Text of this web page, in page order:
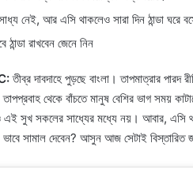
নেই, আর এসি থাকলেও সারা দিন ঠান্ডা ঘরে
রাখবেন জেনে নিন
তীব্র দাবদাহে পুড়ছে বাংলা। তাপমাত্রার
থেকে বাঁচতে মানুষ বেশির ভাগ সময়
এই সুখ সকলের সাধ্যের মধ্যে নয়। আবার, এসি
সামাল দেবেন? আসুন আজ সেটাই বিস্তারিত